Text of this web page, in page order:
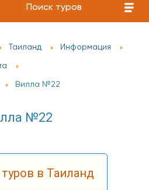
Поиск туров
Таиланд Информация
Вилла №22
№22
в Таиланд